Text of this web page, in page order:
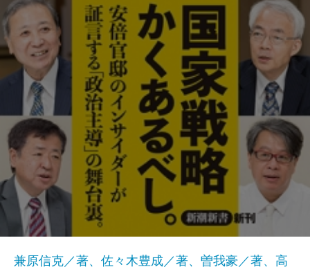
兼原信克／著、佐々木豊成／著、曽我豪／著、高